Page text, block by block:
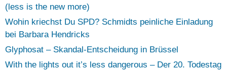
(less is the new more)
Wohin kriechst Du SPD? Schmidts peinliche Einladung
bei Barbara Hendricks
Glyphosat – Skandal-Entscheidung in Brüssel
With the lights out it’s less dangerous – Der 20. Todestag